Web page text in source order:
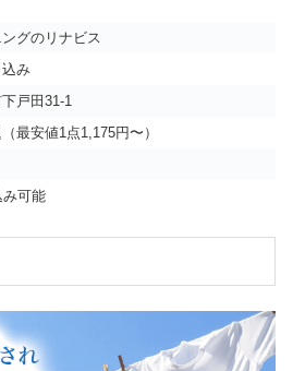
グのリナビス
み
戸田31-1
最安値1点1,175円〜）
み可能